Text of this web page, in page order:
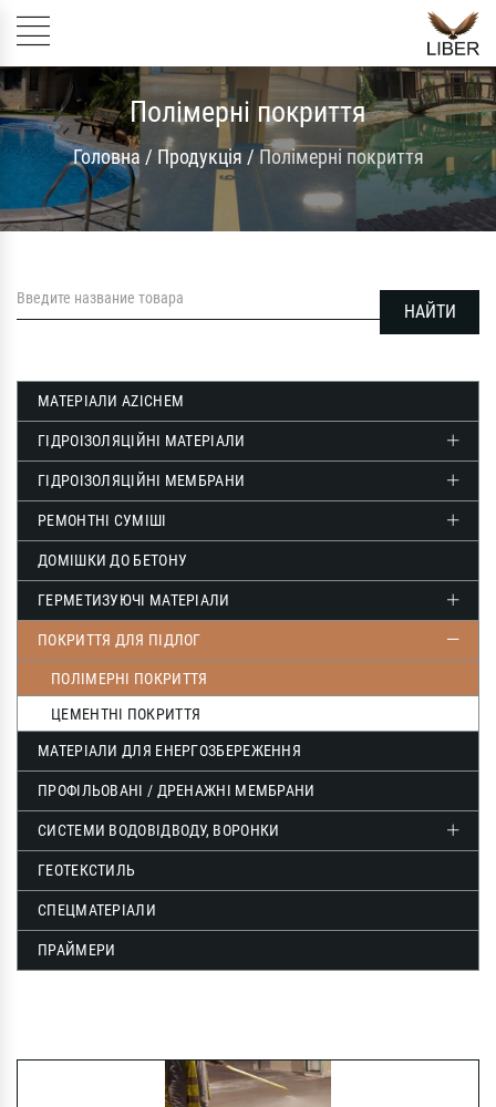
Полімерні покриття
Головна / Продукція /Полімерні покриття
МАТЕРІАЛИ AZICHEM
ГІДРОІЗОЛЯЦІЙНІ МАТЕРІАЛИ
ГІДРОІЗОЛЯЦІЙНІ МЕМБРАНИ
РЕМОНТНІ СУМІШІ
ДОМІШКИ ДО БЕТОНУ
ГЕРМЕТИЗУЮЧІ МАТЕРІАЛИ
ПОКРИТТЯ ДЛЯ ПІДЛОГ
ПОЛІМЕРНІ ПОКРИТТЯ
ЦЕМЕНТНІ ПОКРИТТЯ
МАТЕРІАЛИ ДЛЯ ЕНЕРГОЗБЕРЕЖЕННЯ
ПРОФІЛЬОВАНІ / ДРЕНАЖНІ МЕМБРАНИ
СИСТЕМИ ВОДОВІДВОДУ, ВОРОНКИ
ГЕОТЕКСТИЛЬ
СПЕЦМАТЕРІАЛИ
ПРАЙМЕРИ